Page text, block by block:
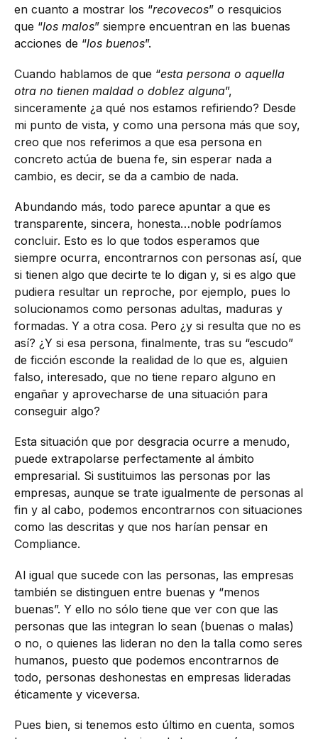
en cuanto a mostrar los “recovecos” o resquicios
que “los malos” siempre encuentran en las buenas
acciones de “los buenos”.
Cuando hablamos de que “esta persona o aquella
otra no tienen maldad o doblez alguna”,
sinceramente ¿a qué nos estamos refiriendo? Desde
mi punto de vista, y como una persona más que soy,
creo que nos referimos a que esa persona en
concreto actúa de buena fe, sin esperar nada a
cambio, es decir, se da a cambio de nada.
Abundando más, todo parece apuntar a que es
transparente, sincera, honesta…noble podríamos
concluir. Esto es lo que todos esperamos que
siempre ocurra, encontrarnos con personas así, que
si tienen algo que decirte te lo digan y, si es algo que
pudiera resultar un reproche, por ejemplo, pues lo
solucionamos como personas adultas, maduras y
formadas. Y a otra cosa. Pero ¿y si resulta que no es
así? ¿Y si esa persona, finalmente, tras su “escudo”
de ficción esconde la realidad de lo que es, alguien
falso, interesado, que no tiene reparo alguno en
engañar y aprovecharse de una situación para
conseguir algo?
Esta situación que por desgracia ocurre a menudo,
puede extrapolarse perfectamente al ámbito
empresarial. Si sustituimos las personas por las
empresas, aunque se trate igualmente de personas al
fin y al cabo, podemos encontrarnos con situaciones
como las descritas y que nos harían pensar en
Compliance.
Al igual que sucede con las personas, las empresas
también se distinguen entre buenas y “menos
buenas”. Y ello no sólo tiene que ver con que las
personas que las integran lo sean (buenas o malas)
o no, o quienes las lideran no den la talla como seres
humanos, puesto que podemos encontrarnos de
todo, personas deshonestas en empresas lideradas
éticamente y viceversa.
Pues bien, si tenemos esto último en cuenta, somos